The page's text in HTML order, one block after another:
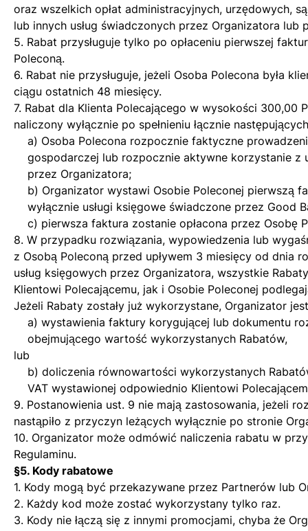
oraz wszelkich opłat administracyjnych, urzędowych,
lub innych usług świadczonych przez Organizatora lub
5. Rabat przysługuje tylko po opłaceniu pierwszej
Poleconą.
6. Rabat nie przysługuje, jeżeli Osoba Polecona była
ciągu ostatnich 48 miesięcy.
7. Rabat dla Klienta Polecającego w wysokości 300,00
naliczony wyłącznie po spełnieniu łącznie
a) Osoba Polecona rozpocznie faktyczne
gospodarczej lub rozpocznie aktywne korzystanie z
przez Organizatora;
b) Organizator wystawi Osobie Poleconej pierwszą
wyłącznie usługi księgowe świadczone przez Good
c) pierwsza faktura zostanie opłacona przez Osobę
8. W przypadku rozwiązania, wypowiedzenia lub
z Osobą Poleconą przed upływem 3 miesięcy od dnia
usług księgowych przez Organizatora, wszystkie
Klientowi Polecającemu, jak i Osobie Poleconej
Jeżeli Rabaty zostały już wykorzystane, Organizator
a) wystawienia faktury korygującej lub dokumentu
obejmującego wartość wykorzystanych Rabatów,
lub
b) doliczenia równowartości wykorzystanych
VAT wystawionej odpowiednio Klientowi
9. Postanowienia ust. 9 nie mają zastosowania, jeżeli
nastąpiło z przyczyn leżących wyłącznie po stronie
10. Organizator może odmówić naliczenia rabatu w
Regulaminu.
§5. Kody rabatowe
1. Kody mogą być przekazywane przez Partnerów lub
2. Każdy kod może zostać wykorzystany tylko raz.
3. Kody nie łączą się z innymi promocjami, chyba że